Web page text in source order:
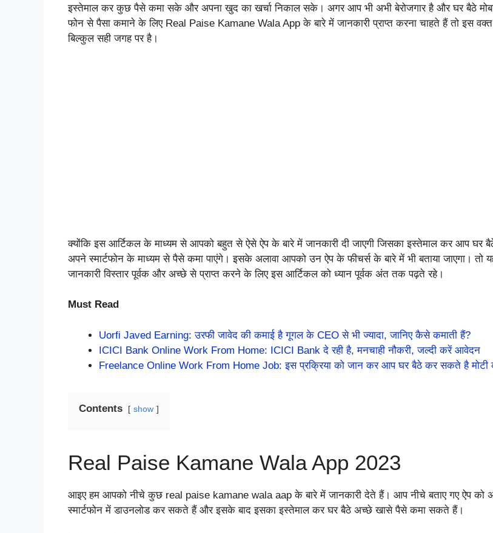
इस्तेमाल कर कुछ पैसे कमा सके और अपना खुद का खर्चा निकाल सके। अगर आप भी अभी बेरोजगार है और घर बैठे
फोन से पैसा कमाने के लिए Real Paise Kamane Wala App के बारे में जानकारी प्राप्त करना चाहते हैं तो इस वक्त
बिल्कुल सही जगह पर है।
क्योंकि इस आर्टिकल के माध्यम से आपको बहुत से ऐसे ऐप के बारे में जानकारी दी जाएगी जिसका इस्तेमाल कर आप घर
अपने स्मार्टफोन के माध्यम से पैसे कमा पाएंगे। इसके अलावा आपको उन ऐप के फीचर्स के बारे में भी बताया जाएगा। तो
जानकारी विस्तार पूर्वक और अच्छे से प्राप्त करने के लिए इस आर्टिकल को ध्यान पूर्वक अंत तक पढ़ते रहे।
Must Read
Uorfi Javed Earning: उरफी जावेद की कमाई है गूगल के CEO से भी ज्यादा, जानिए कैसे कमाती हैं?
ICICI Bank Online Work From Home: ICICI Bank दे रही है, मनचाही नौकरी, जल्दी करें आवेदन
Freelance Online Work From Home Job: इस प्रक्रिया को जान कर आप घर बैठे कर सकते है मोटी
Contents show
Real Paise Kamane Wala App 2023
आइए हम आपको नीचे कुछ real paise kamane wala aap के बारे में जानकारी देते हैं। आप नीचे बताए गए ऐप को
स्मार्टफोन में डाउनलोड कर सकते हैं और इसके बाद इसका इस्तेमाल कर घर बैठे अच्छे खासे पैसे कमा सकते हैं।